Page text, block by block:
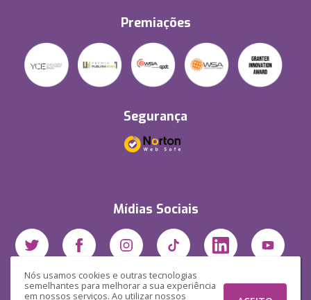
Nós usamos cookies e outras tecnologias
semelhantes para melhorar a sua experiência
em nossos serviços. Ao utilizar nossos
Premiações
Segurança
Mídias Sociais